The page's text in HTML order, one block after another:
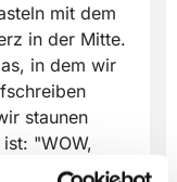
mit dem
in der Mitte.
in dem wir
staunen
"WOW,
Finger wieder